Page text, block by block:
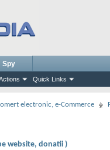
Quick Links
Spy
electronic, e-Commerce
website, donatii )